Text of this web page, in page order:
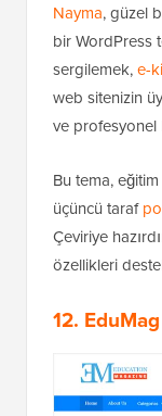
Nayma, güzel
bir WordPress
sergilemek,e-
web sitenizin
ve
Bu tema,
üçüncü taraf
Çeviriye
özellikleri
12. EduMag